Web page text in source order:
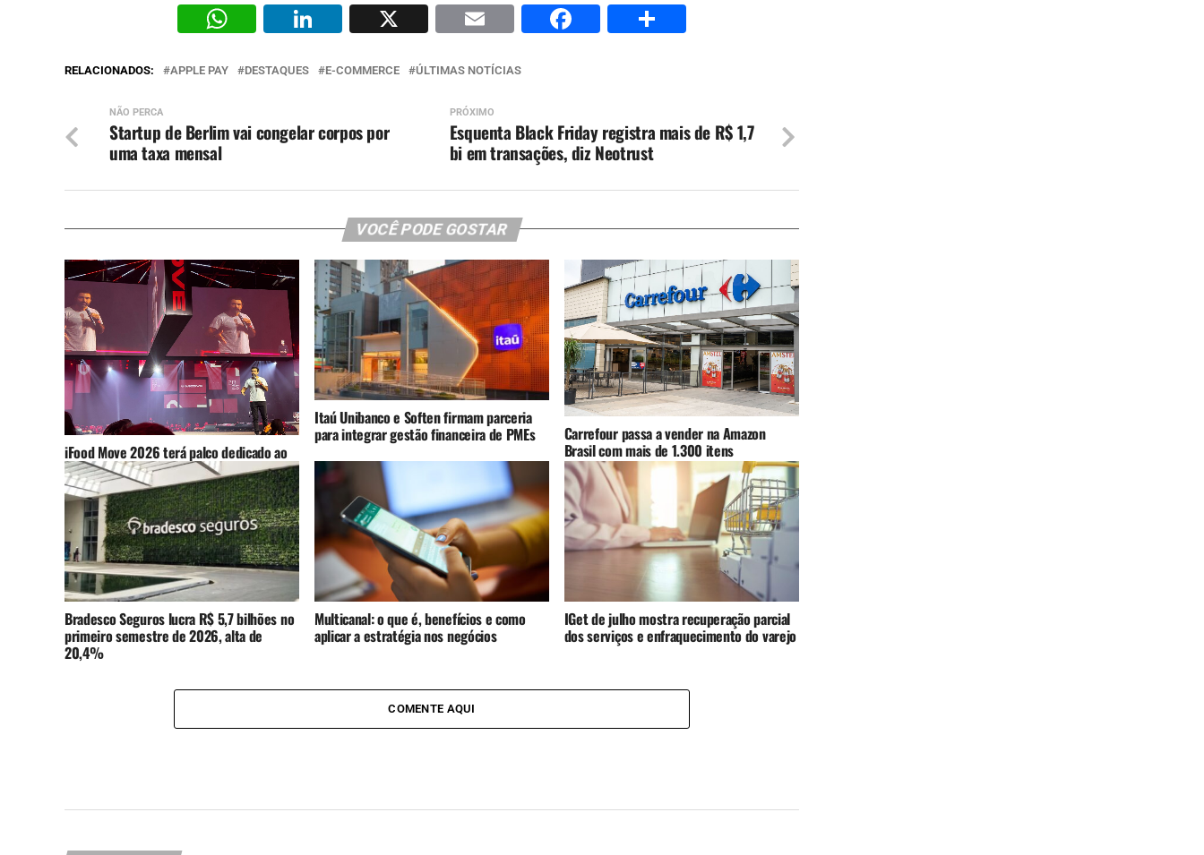
WhatsAppLinkedIn
X Email Facebook
RELACIONADOS: APPLE PAY DESTAQUES E-COMMERCE ÚLTIMAS NOTÍCIAS
PRÓXIMO
Esquenta Black Friday registra mais de R$ 1,7
bi em transações, diz Neotrust
NÃO PERCA
Startup de Berlim vai congelar corpos por
uma taxa mensal
VOCÊ PODE GOSTAR
iFood Move 2026 terá palco dedicado ao
varejo
Itaú Unibanco e Soften firmam parceria
para integrar gestão financeira de PMEs Carrefour passa a vender na Amazon
Brasil com mais de 1.300 itens
Bradesco Seguros lucra R$ 5,7 bilhões no
primeiro semestre de 2026, alta de
20,4%
Multicanal: o que é, benefícios e como
aplicar a estratégia nos negócios
IGet de julho mostra recuperação parcial
dos serviços e enfraquecimento do varejo
COMENTE AQUI